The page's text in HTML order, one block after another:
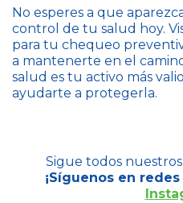
No esperes a que
control de tu salud hoy.
para tu chequeo
a mantenerte en el
salud es tu activo más
ayudarte a protegerla.
Sigue todos nuestros
¡Síguenos en